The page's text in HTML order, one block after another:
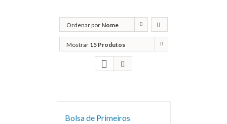
Ordenar por Nome
Mostrar 15 Produtos
Bolsa de Primeiros